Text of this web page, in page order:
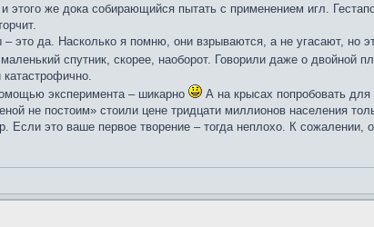
этого же дока собирающийся пытать с применением игл.
это да. Насколько я помню, они взрываются, а не угасают, но
спутник, скорее, наоборот. Говорили даже о двойной
эксперимента – шикарно
А на крысах попробовать для
не постоим» стоили цене тридцати миллионов населения
Если это ваше первое творение – тогда неплохо. К сожалении,